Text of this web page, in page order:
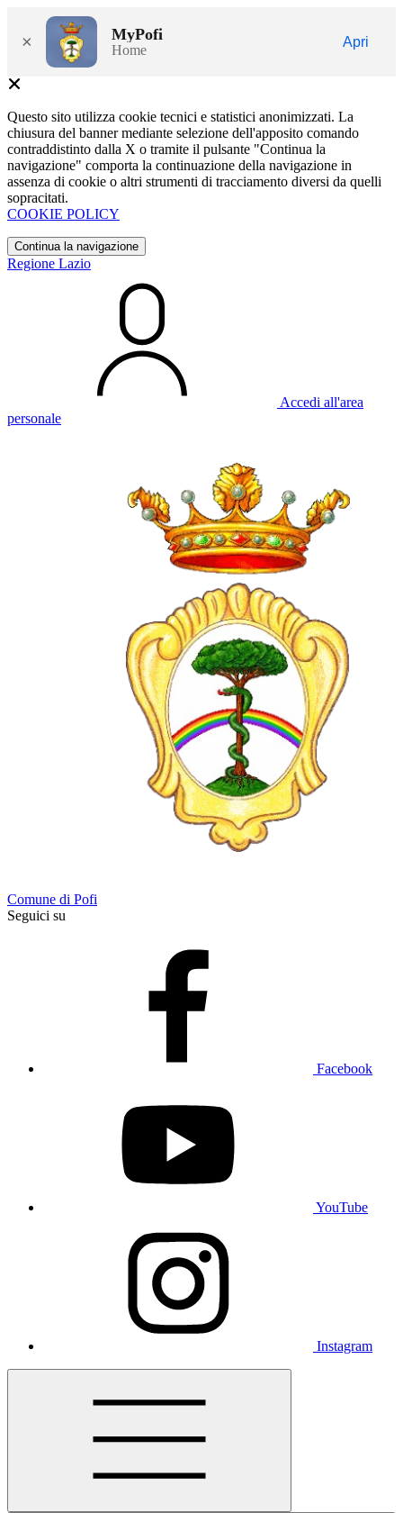
× MyPofi
Home
Apri
Questo sito utilizza cookie tecnici e statistici anonimizzati. La
chiusura del banner mediante selezione dell'apposito comando
contraddistinto dalla X o tramite il pulsante "Continua la
navigazione" comporta la continuazione della navigazione in
assenza di cookie o altri strumenti di tracciamento diversi da quelli
sopracitati.
COOKIE POLICY
Continua la navigazione
Regione Lazio
Accedi all'area
personale
Comune di Pofi
Seguici su
Facebook
YouTube
Instagram